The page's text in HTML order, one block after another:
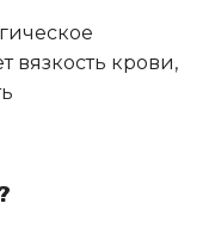
вязкость крови,